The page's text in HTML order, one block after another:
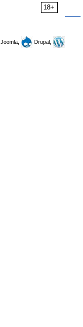
18+
Joomla,
Drupal,